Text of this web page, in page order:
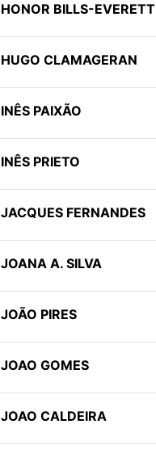
HONOR BILLS-EVERETT
HUGO CLAMAGERAN
INÊS PAIXÃO
INÊS PRIETO
JACQUES FERNANDES
JOANA A. SILVA
JOÃO PIRES
JOAO GOMES
JOAO CALDEIRA